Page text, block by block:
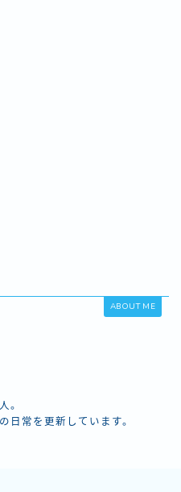
ABOUT ME
。
日常を更新しています。